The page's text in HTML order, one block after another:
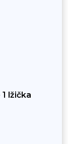
1 lžička